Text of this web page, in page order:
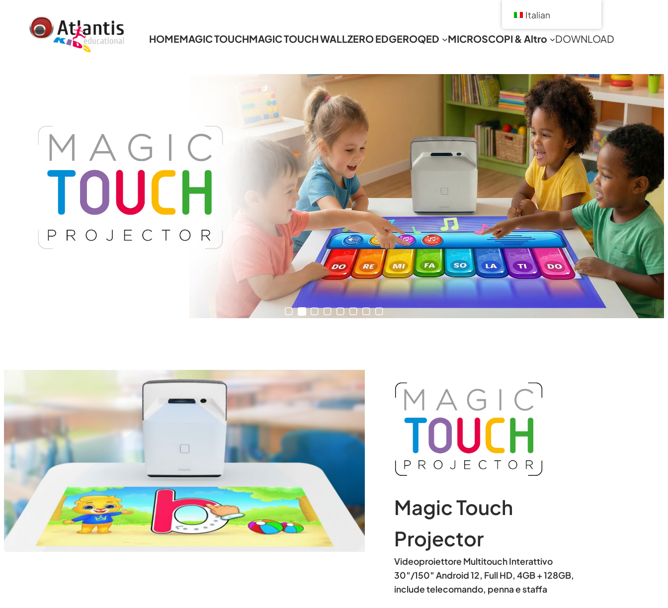
HOMEMAGIC TOUCHMAGIC TOUCH WALLZERO EDGEROQED MICROSCOPI & Altro DOWNLOAD
Magic Touch
Projector
Videoproiettore Multitouch Interattivo
30″/150″ Android 12, Full HD, 4GB + 128GB,
include telecomando, penna e staffa
Italian